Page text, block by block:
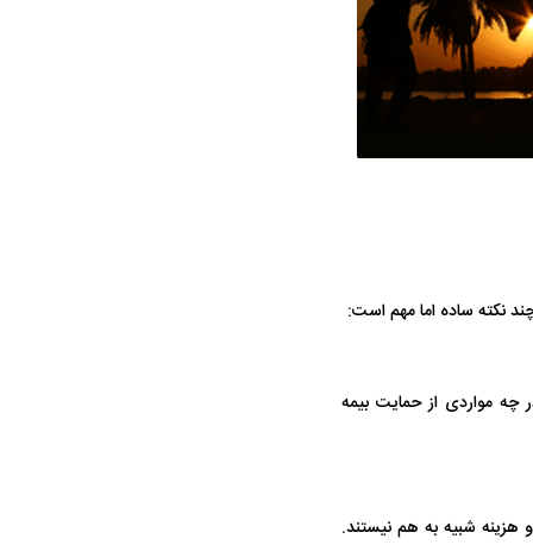
نکته ساده اما مهم است:
چه مواردی از حمایت بیمه
هزینه شبیه به هم نیستند.